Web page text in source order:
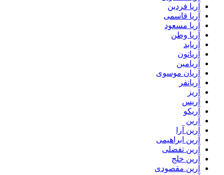
آریا فردین
آریا قاسمی
آریا مسعود
آریا وطن
آریابد
آریاتون
آریامین
آریان موسوی
آریانفر
آریز
آریس
آریکو
آرین
آرین آرا
آرین ابراهیمی
آرین تفضلی
آرین خلج
آرین مقصودی